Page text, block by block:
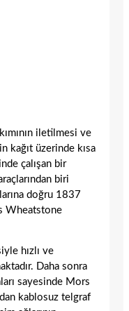
iletilmesi ve
kağıt üzerinde kısa
çalışan bir
biri
doğru 1837
Wheatstone
hızlı ve
Daha sonra
sayesinde Mors
kablosuz telgraf